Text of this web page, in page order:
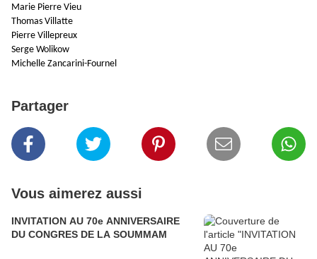
Marie Pierre Vieu
Thomas Villatte
Pierre Villepreux
Serge Wolikow
Michelle Zancarini-Fournel
Partager
Vous aimerez aussi
INVITATION AU 70e ANNIVERSAIRE
DU CONGRES DE LA SOUMMAM